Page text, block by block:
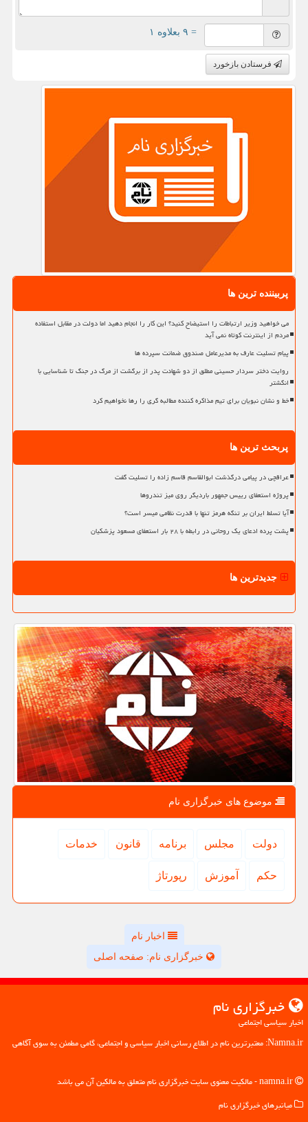
= ۹ بعلاوه ۱
فرستادن بازخورد
پربیننده ترین ها
می خواهید وزیر ارتباطات را استیضاح کنید؟ این کار را انجام دهید اما دولت در مقابل استفاده
مردم از اینترنت کوتاه نمی آید
پیام تسلیت عارف به مدیرعامل صندوق ضمانت سپرده ها
روایت دختر سردار حسینی مطلق از دو شهادت پدر از برگشت از مرگ در جنگ تا شناسایی با
انگشتر
خط و نشان نبویان برای تیم مذاکره کننده مطالبه گری را رها نخواهیم کرد
پربحث ترین ها
عراقچی در پیامی درگذشت ابوالقاسم قاسم زاده را تسلیت گفت
پروژه استعفای رییس جمهور باردیگر روی میز تندروها
آیا تسلط ایران بر تنگه هرمز تنها با قدرت نظامی میسر است؟
پشت پرده ادعای یک روحانی در رابطه با ۲۸ بار استعفای مسعود پزشکیان
جدیدترین ها
موضوع های خبرگزاری نام
دولت مجلس برنامه قانون خدمات
حكم آموزش رپورتاژ
اخبار نام
خبرگزاری نام: صفحه اصلی
خبرگزاری نام
اخبار سیاسی اجتماعی
Namna.ir: معتبرترین نام در اطلاع رسانی اخبار سیاسی و اجتماعی، گامی مطمئن به سوی آگاهی
میانبرهای خبرگزاری نام